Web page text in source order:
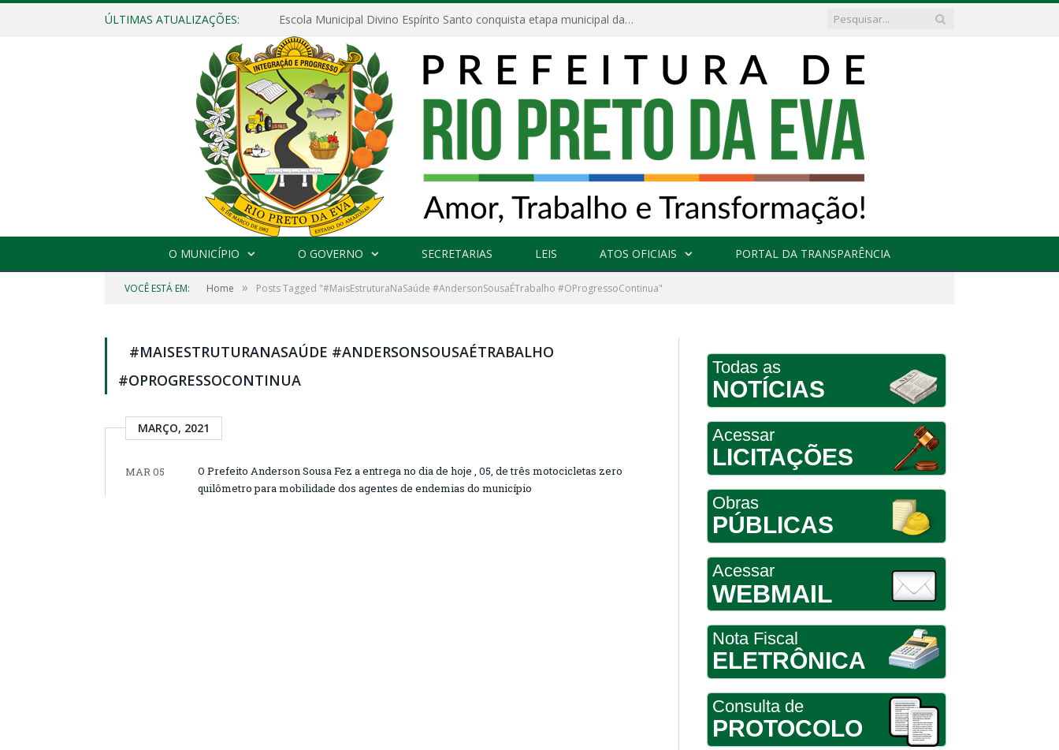
ÚLTIMAS ATUALIZAÇÕES: Escola Municipal Divino Espírito Santo conquista etapa municipal da V Feira Amazonense de Matemática
O MUNICÍPIO O GOVERNO SECRETARIAS LEIS ATOS OFICIAIS PORTAL DA TRANSPARÊNCIA
VOCÊ ESTÁ EM: Home » Posts Tagged "#MaisEstruturaNaSaúde #AndersonSousaÉTrabalho #OProgressoContinua"
#MAISESTRUTURANASAÚDE #ANDERSONSOUSAÉTRABALHO
#OPROGRESSOCONTINUA
MARÇO, 2021
MAR 05
O Prefeito Anderson Sousa Fez a entrega no dia de hoje , 05, de três motocicletas zero
quilômetro para mobilidade dos agentes de endemias do município
Todas as
NOTÍCIAS
Acessar
LICITAÇÕES
Obras
PÚBLICAS
Acessar
WEBMAIL
Nota Fiscal
ELETRÔNICA
Consulta de
PROTOCOLO